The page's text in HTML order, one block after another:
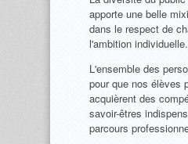
apporte une belle
dans le respect de
l'ambition individuelle.
L'ensemble des
pour que nos élèves
acquièrent des
savoir-êtres
parcours